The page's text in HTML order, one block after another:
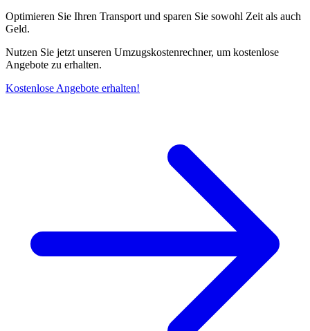
Optimieren Sie Ihren Transport und sparen Sie sowohl Zeit als auch
Geld.
Nutzen Sie jetzt unseren Umzugskostenrechner, um kostenlose
Angebote zu erhalten.
Kostenlose Angebote erhalten!